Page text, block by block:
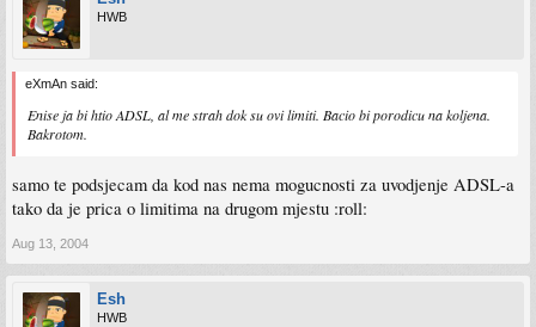
HWB
eXmAn said:
Enise ja bi htio ADSL, al me strah dok su ovi limiti. Bacio bi porodicu na koljena.
Bakrotom.
samo te podsjecam da kod nas nema mogucnosti za uvodjenje ADSL-a
tako da je prica o limitima na drugom mjestu :roll:
Aug 13, 2004
Esh
HWB